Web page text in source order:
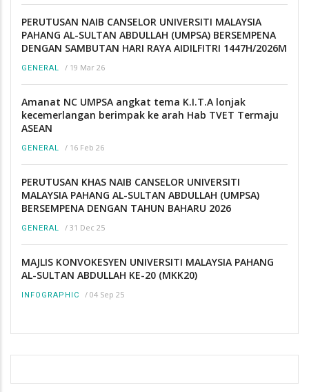
PERUTUSAN NAIB CANSELOR UNIVERSITI MALAYSIA
PAHANG AL-SULTAN ABDULLAH (UMPSA) BERSEMPENA
DENGAN SAMBUTAN HARI RAYA AIDILFITRI 1447H/2026M
GENERAL / 19 Mar 26
Amanat NC UMPSA angkat tema K.I.T.A lonjak
kecemerlangan berimpak ke arah Hab TVET Termaju
ASEAN
GENERAL / 16 Feb 26
PERUTUSAN KHAS NAIB CANSELOR UNIVERSITI
MALAYSIA PAHANG AL-SULTAN ABDULLAH (UMPSA)
BERSEMPENA DENGAN TAHUN BAHARU 2026
GENERAL / 31 Dec 25
MAJLIS KONVOKESYEN UNIVERSITI MALAYSIA PAHANG
AL-SULTAN ABDULLAH KE-20 (MKK20)
INFOGRAPHIC / 04 Sep 25